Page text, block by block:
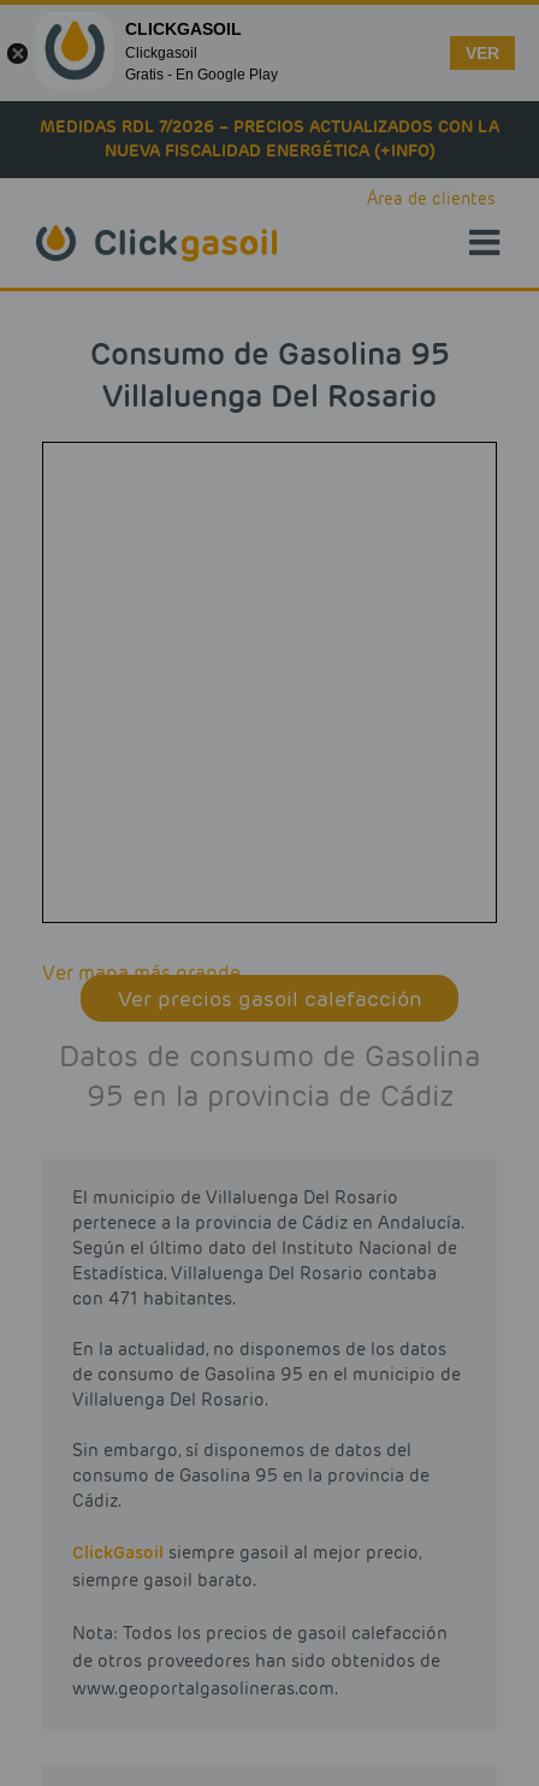
Skip to main content
MEDIDAS RDL 7/2026 – PRECIOS ACTUALIZADOS CON LA
NUEVA FISCALIDAD ENERGÉTICA (+INFO)
Área de clientes
Consumo de Gasolina 95
Villaluenga Del Rosario
Ver mapa más grande
Ver precios gasoil calefacción
Datos de consumo de Gasolina
95 en la provincia de Cádiz
El municipio de Villaluenga Del Rosario
pertenece a la provincia de Cádiz en Andalucía.
Según el último dato del Instituto Nacional de
Estadística, Villaluenga Del Rosario contaba
con 471 habitantes.
En la actualidad, no disponemos de los datos
de consumo de Gasolina 95 en el municipio de
Villaluenga Del Rosario.
Sin embargo, sí disponemos de datos del
consumo de Gasolina 95 en la provincia de
Cádiz.
ClickGasoil siempre gasoil al mejor precio,
siempre gasoil barato.
Nota: Todos los precios de gasoil calefacción
de otros proveedores han sido obtenidos de
www.geoportalgasolineras.com.
CLICKGASOIL
Clickgasoil
Gratis - En Google Play
VER